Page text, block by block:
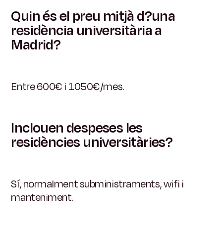
Quin és el preu mitjà d?una
residència universitària a
Madrid?
Entre 600€ i 1.050€/mes.
Inclouen despeses les
residències universitàries?
Sí, normalment subministraments, wifi i
manteniment.